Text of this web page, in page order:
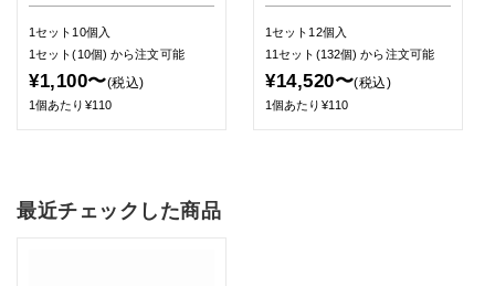
1セット10個入
1セット(10個)から注文可能
¥1,100〜(税込)
1個あたり¥110
1セット12個入
11セット(132個)から注文可能
¥14,520〜(税込)
1個あたり¥110
最近チェックした商品